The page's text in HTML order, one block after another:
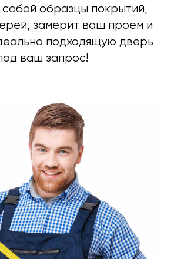
собой образцы покрытий,
замерит ваш проем и
подходящую дверь
ваш запрос!
двери
двери
на этаж
двери
в дом